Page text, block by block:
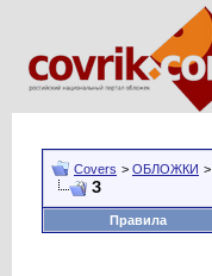
Covers > ОБЛОЖКИ >
З
Правила